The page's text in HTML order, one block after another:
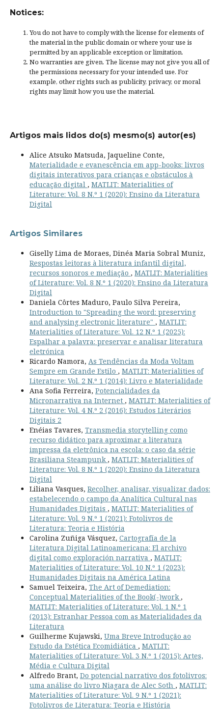
Notices:
You do not have to comply with the license for elements of
the material in the public domain or where your use is
permitted by an applicable exception or limitation.
No warranties are given. The license may not give you all of
the permissions necessary for your intended use. For
example, other rights such as publicity, privacy, or moral
rights may limit how you use the material.
Artigos mais lidos do(s) mesmo(s) autor(es)
Alice Atsuko Matsuda, Jaqueline Conte,
Materialidade e evanescência em app-books: livros
digitais interativos para crianças e obstáculos à
educação digital , MATLIT: Materialities of
Literature: Vol. 8 N.º 1 (2020): Ensino da Literatura
Digital
Artigos Similares
Giselly Lima de Moraes, Dinéa Maria Sobral Muniz,
Respostas leitoras à literatura infantil digital,
recursos sonoros e mediação , MATLIT: Materialities
of Literature: Vol. 8 N.º 1 (2020): Ensino da Literatura
Digital
Daniela Côrtes Maduro, Paulo Silva Pereira,
Introduction to "Spreading the word: preserving
and analysing electronic literature" , MATLIT:
Materialities of Literature: Vol. 12 N.º 1 (2025):
Espalhar a palavra: preservar e analisar literatura
eletrónica
Ricardo Namora, As Tendências da Moda Voltam
Sempre em Grande Estilo , MATLIT: Materialities of
Literature: Vol. 2 N.º 1 (2014): Livro e Materialidade
Ana Sofia Ferreira, Potencialidades da
Micronarrativa na Internet , MATLIT: Materialities of
Literature: Vol. 4 N.º 2 (2016): Estudos Literários
Digitais 2
Enéias Tavares, Transmedia storytelling como
recurso didático para aproximar a literatura
impressa da eletrônica na escola: o caso da série
Brasiliana Steampunk , MATLIT: Materialities of
Literature: Vol. 8 N.º 1 (2020): Ensino da Literatura
Digital
Liliana Vasques, Recolher, analisar, visualizar dados:
estabelecendo o campo da Analítica Cultural nas
Humanidades Digitais , MATLIT: Materialities of
Literature: Vol. 9 N.º 1 (2021): Fotolivros de
Literatura: Teoria e História
Carolina Zuñiga Vásquez, Cartografía de la
Literatura Digital Latinoamericana: El archivo
digital como exploración narrativa , MATLIT:
Materialities of Literature: Vol. 10 N.º 1 (2023):
Humanidades Digitais na América Latina
Samuel Teixeira, The Art of Demediation:
Conceptual Materialities of the Book(-)work ,
MATLIT: Materialities of Literature: Vol. 1 N.º 1
(2013): Estranhar Pessoa com as Materialidades da
Literatura
Guilherme Kujawski, Uma Breve Introdução ao
Estudo da Estética Ecomidiática , MATLIT:
Materialities of Literature: Vol. 3 N.º 1 (2015): Artes,
Média e Cultura Digital
Alfredo Brant, Do potencial narrativo dos fotolivros:
uma análise do livro Niagara de Alec Soth , MATLIT:
Materialities of Literature: Vol. 9 N.º 1 (2021):
Fotolivros de Literatura: Teoria e História